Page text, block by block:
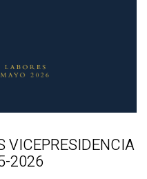
VICEPRESIDENCIA
2026